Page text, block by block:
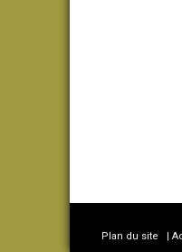
Plan du site